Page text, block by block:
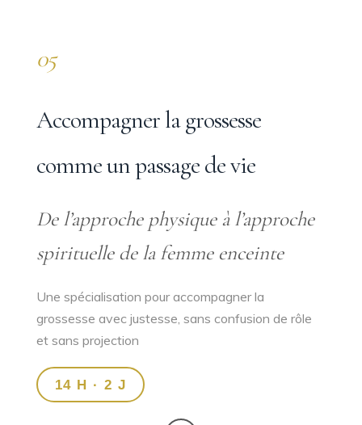
05
Accompagner la grossesse
comme un passage de vie
De l’approche physique à l’approche
spirituelle de la femme enceinte
Une spécialisation pour accompagner la
grossesse avec justesse, sans confusion de rôle
et sans projection
14 H · 2 J